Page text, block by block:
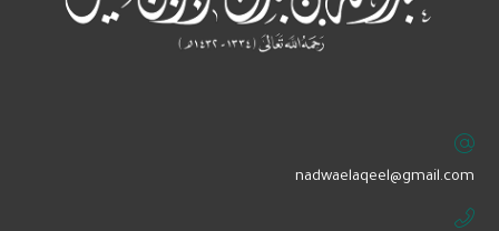
‏nadwaelaqeel@gmail.com